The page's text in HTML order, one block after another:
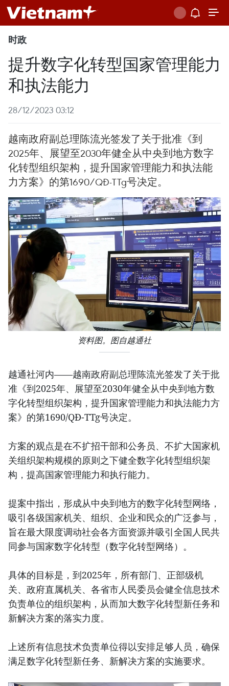
时政
提升数字化转型国家管理能力
和执法能力
28/12/2023 03:12
越南政府副总理陈流光签发了关于批准《到
2025年、展望至2030年健全从中央到地方数字
化转型组织架构，提升国家管理能力和执法能
力方案》的第1690/QĐ-TTg号决定。
资料图。图自越通社
越通社河内——越南政府副总理陈流光签发了关于批
准《到2025年、展望至2030年健全从中央到地方数
字化转型组织架构，提升国家管理能力和执法能力方
案》的第1690/QĐ-TTg号决定。
方案的观点是在不扩招干部和公务员、不扩大国家机
关组织架构规模的原则之下健全数字化转型组织架
构，提高国家管理能力和执行能力。
提案中指出，形成从中央到地方的数字化转型网络，
吸引各级国家机关、组织、企业和民众的广泛参与，
旨在最大限度调动社会各方面资源并吸引全国人民共
同参与国家数字化转型（数字化转型网络）。
具体的目标是，到2025年，所有部门、正部级机
关、政府直属机关、各省市人民委员会健全信息技术
负责单位的组织架构，从而加大数字化转型新任务和
新解决方案的落实力度。
上述所有信息技术负责单位得以安排足够人员，确保
满足数字化转型新任务、新解决方案的实施要求。